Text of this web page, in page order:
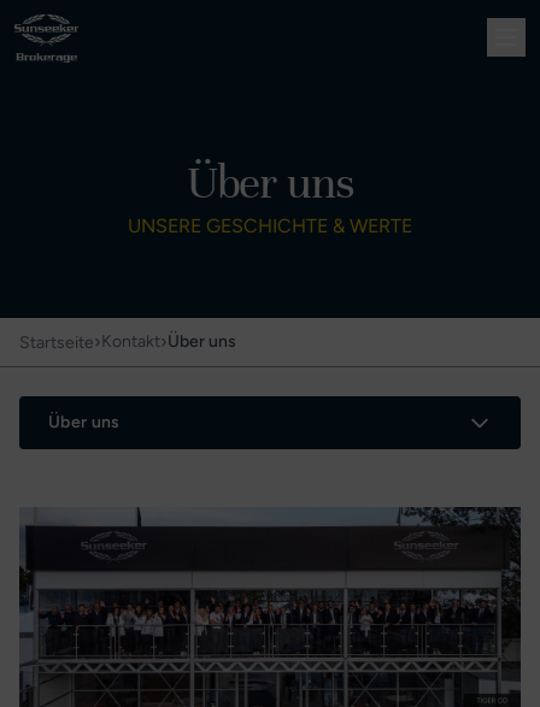
Über uns
UNSERE GESCHICHTE & WERTE
Startseite›Kontakt›Über uns
Über uns